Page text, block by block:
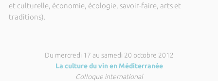
et culturelle, économie, écologie, savoir-faire, arts et
traditions).
Du mercredi 17 au samedi 20 octobre 2012
La culture du vin en Méditerranée
Colloque international